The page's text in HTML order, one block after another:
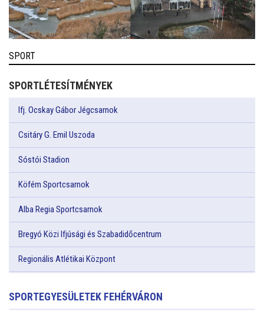
SPORT
SPORTLÉTESÍTMÉNYEK
Ifj. Ocskay Gábor Jégcsarnok
Csitáry G. Emil Uszoda
Sóstói Stadion
Köfém Sportcsarnok
Alba Regia Sportcsarnok
Bregyó Közi Ifjúsági és Szabadidőcentrum
Regionális Atlétikai Központ
SPORTEGYESÜLETEK FEHÉRVÁRON